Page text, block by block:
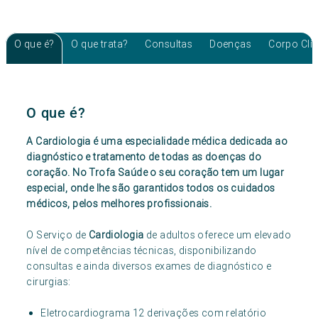
O que é? O que trata? Consultas Doenças Corpo
O que é?
A Cardiologia é uma especialidade médica dedicada ao
diagnóstico e tratamento de todas as doenças do
coração. No Trofa Saúde o seu coração tem um lugar
especial, onde lhe são garantidos todos os cuidados
médicos, pelos melhores profissionais.
O Serviço de Cardiologia de adultos oferece um elevado
nível de competências técnicas, disponibilizando
consultas e ainda diversos exames de diagnóstico e
cirurgias:
Eletrocardiograma 12 derivações com relatório